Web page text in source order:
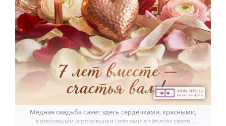
Медная свадьба сияет здесь сердечками, красными,
кремовыми и розовыми цветами в тёплом свете